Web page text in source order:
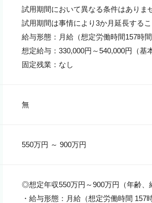
試用期間において異なる条件はありま
試用期間は事情により3か月延長するこ
給与形態：月給（想定労働時間157時間
想定給与：330,000円～540,000円（基
固定残業：なし
無
550万円 ～ 900万円
◎想定年収550万円～900万円（年齢、
・給与形態：月給（想定労働時間 157時